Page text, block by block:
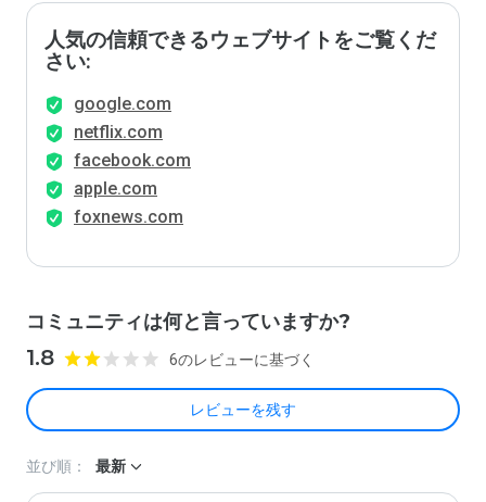
人気の信頼できるウェブサイトをご覧くだ
さい:
google.com
netflix.com
facebook.com
apple.com
foxnews.com
コミュニティは何と言っていますか?
1.8 6のレビューに基づく
レビューを残す
並び順： 最新